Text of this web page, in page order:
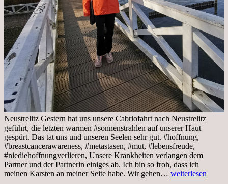
Neustrelitz Gestern hat uns unsere Cabriofahrt nach Neustrelitz
geführt, die letzten warmen #sonnenstrahlen auf unserer Haut
gespürt. Das tat uns und unseren Seelen sehr gut. #hoffnung,
#breastcancerawareness, #metastasen, #mut, #lebensfreude,
#niediehoffnungverlieren, Unsere Krankheiten verlangen dem
Partner und der Partnerin einiges ab. Ich bin so froh, dass ich
meinen Karsten an meiner Seite habe. Wir gehen… Sonnabend,
weiterlesen